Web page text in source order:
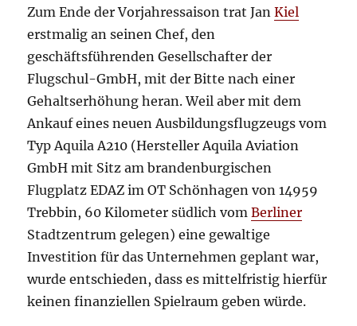
Zum Ende der Vorjahressaison trat JanKiel
erstmalig an seinen Chef, den
geschäftsführenden Gesellschafter der
Flugschul-GmbH, mit der Bitte nach einer
Gehaltserhöhung heran. Weil aber mit dem
Ankauf eines neuen Ausbildungsflugzeugs vom
Typ Aquila A210 (Hersteller Aquila Aviation
GmbH mit Sitz am brandenburgischen
Flugplatz EDAZ im OT Schönhagen von 14959
Trebbin, 60 Kilometer südlich vomBerliner
Stadtzentrum gelegen) eine gewaltige
Investition für das Unternehmen geplant war,
wurde entschieden, dass es mittelfristig hierfür
keinen finanziellen Spielraum geben würde.